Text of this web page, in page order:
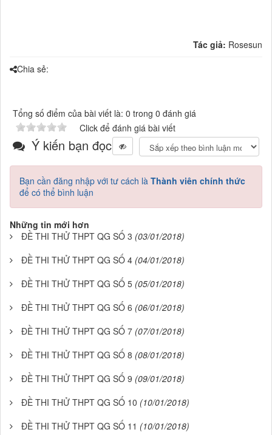
Tác giả: Rosesun
Chia sẻ:
Tổng số điểm của bài viết là: 0 trong 0 đánh giá
Click để đánh giá bài viết
Ý kiến bạn đọc
Bạn cần đăng nhập với tư cách là Thành viên chính thức
để có thể bình luận
Những tin mới hơn
ĐỀ THI THỬ THPT QG SỐ 3 (03/01/2018)
ĐỀ THI THỬ THPT QG SỐ 4 (04/01/2018)
ĐỀ THI THỬ THPT QG SỐ 5 (05/01/2018)
ĐỀ THI THỬ THPT QG SỐ 6 (06/01/2018)
ĐỀ THI THỬ THPT QG SỐ 7 (07/01/2018)
ĐỀ THI THỬ THPT QG SỐ 8 (08/01/2018)
ĐỀ THI THỬ THPT QG SỐ 9 (09/01/2018)
ĐỀ THI THỬ THPT QG SỐ 10 (10/01/2018)
ĐỀ THI THỬ THPT QG SỐ 11 (10/01/2018)